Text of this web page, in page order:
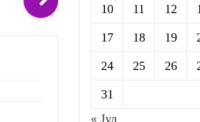
10 11 12
17 18 19
24 25 26
31
« Јул